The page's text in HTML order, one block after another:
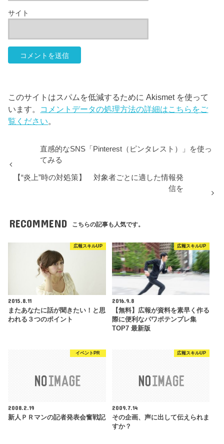
サイト
このサイトはスパムを低減するために Akismet を使って
います。 コメントデータの処理方法の詳細はこちらをご
覧ください。
直感的なSNS「Pinterest（ピンタレスト）」を使っ
てみる
【“炎上”時の対処策】 対象者ごとに適した情報発
信を
RECOMMEND こちらの記事も人気です。
広報スキルUP
2015.8.11
またあなたに話が聞きたい！と思
われる３つのポイント
広報スキルUP
2016.9.8
【無料】広報が資料を素早く作る
際に便利なパワポテンプレ集
TOP7 最新版
イベントPR
2008.2.19
新人ＰＲマンの記者発表会奮戦記
広報スキルUP
2009.7.14
その企画、声に出して伝えられま
すか？